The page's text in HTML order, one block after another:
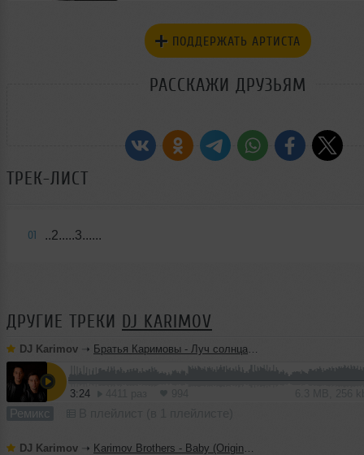
ПОДДЕРЖАТЬ АРТИСТА
РАССКАЖИ ДРУЗЬЯМ
ТРЕК-ЛИСТ
01 ..2.....3......
ДРУГИЕ ТРЕКИ DJ KARIMOV
DJ Karimov ➝ Братья Каримовы - Луч солнца золотого (Original Mix)
3:24
Ремикс
DJ Karimov ➝ Karimov Brothers - Baby (Original Mix)